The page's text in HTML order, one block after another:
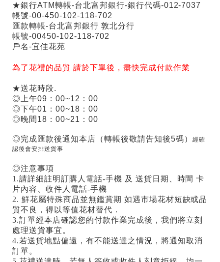
★銀行ATM轉帳-台北富邦銀行-銀行代碼-012-7037
帳號-00-450-102-118-702
匯款轉帳-台北富邦銀行 敦北分行
帳號-00450-102-118-702
戶名-宜佳花苑
為了花禮的品質 請於下單後，盡快完成付款作業
★送花時段.
◎上午09：00~12：00
◎下午01：00~18：00
◎晚間18：00~21：00
◎完成匯款後通知本店（轉帳後敬請告知後5碼）
經確
認後會安排送貨事
◎注意事項
1.請詳細註明訂購人電話-手機 及 送貨日期、時間 卡
片內容、收件人電話-手機
2. 鮮花屬特殊商品並無鑑賞期 如遇市場花材短缺或品
質不良，得以等值花材替代．
3.訂單經本店確認您的付款作業完成後，我們將立刻
處理送貨事宜。
4.若送貨地點偏遠，有不能送達之情況，將通知取消
訂單。